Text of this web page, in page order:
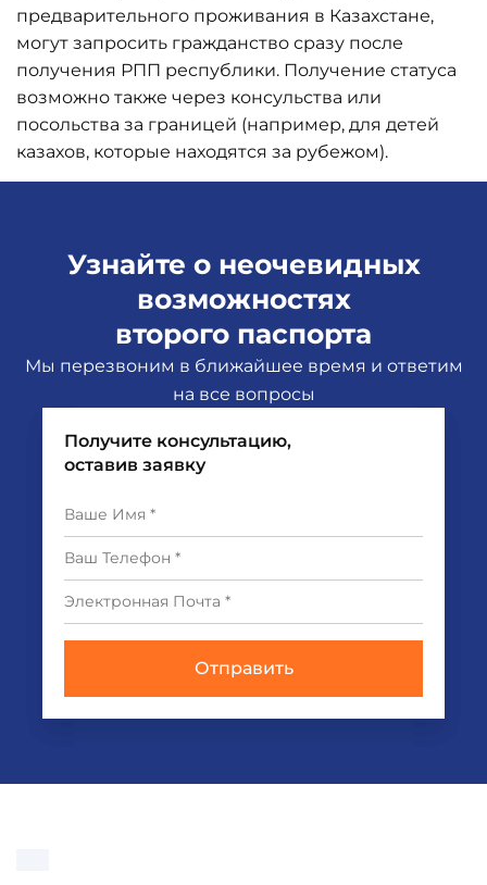
предварительного проживания в Казахстане,
могут запросить гражданство сразу после
получения РПП республики. Получение статуса
возможно также через консульства или
посольства за границей (например, для детей
казахов, которые находятся за рубежом).
Узнайте о неочевидных
возможностях
второго паспорта
Мы перезвоним в ближайшее время и ответим
на все вопросы
Получите консультацию,
оставив заявку